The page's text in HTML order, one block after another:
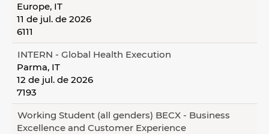
Europe, IT
11 de jul. de 2026
6111
INTERN - Global Health Execution
Parma, IT
12 de jul. de 2026
7193
Working Student (all genders) BECX - Business
Excellence and Customer Experience